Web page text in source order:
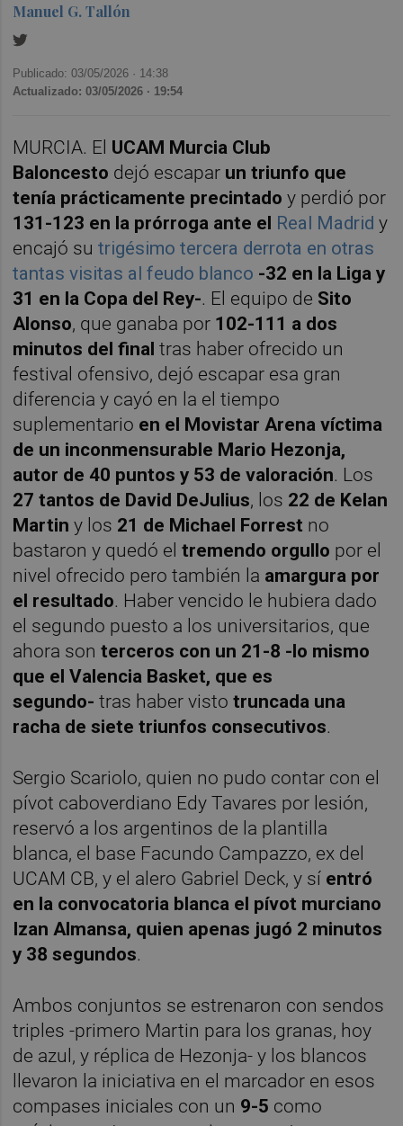
Manuel G. Tallón
Publicado: 03/05/2026 · 14:38
Actualizado: 03/05/2026 · 19:54
MURCIA. El UCAM Murcia Club
Baloncesto dejó escapar un triunfo que
tenía prácticamente precintado y perdió por
131-123 en la prórroga ante el Real Madrid y
encajó sutrigésimo tercera derrota en otras
tantas visitas al feudo blanco -32 en la Liga y
31 en la Copa del Rey-. El equipo de Sito
Alonso, que ganaba por 102-111 a dos
minutos del final tras haber ofrecido un
festival ofensivo, dejó escapar esa gran
diferencia y cayó en la el tiempo
suplementario en el Movistar Arena víctima
de un inconmensurable Mario Hezonja,
autor de 40 puntos y 53 de valoración. Los
27 tantos de David DeJulius, los 22 de Kelan
Martin y los 21 de Michael Forrest no
bastaron y quedó eltremendo orgullo por el
nivel ofrecido pero también la amargura por
el resultado. Haber vencido le hubiera dado
el segundo puesto a los universitarios, que
ahora sonterceros con un 21-8 -lo mismo
que el Valencia Basket, que es
segundo- tras haber vistotruncada una
racha de siete triunfos consecutivos.
Sergio Scariolo, quien no pudo contar con el
pívot caboverdiano Edy Tavares por lesión,
reservó a los argentinos de la plantilla
blanca, el base Facundo Campazzo, ex del
UCAM CB, y el alero Gabriel Deck, y sí entró
en la convocatoria blanca el pívot murciano
Izan Almansa, quien apenas jugó 2 minutos
y 38 segundos.
Ambos conjuntos se estrenaron con sendos
triples -primero Martin para los granas, hoy
de azul, y réplica de Hezonja- y los blancos
llevaron la iniciativa en el marcador en esos
compases iniciales con un 9-5 como